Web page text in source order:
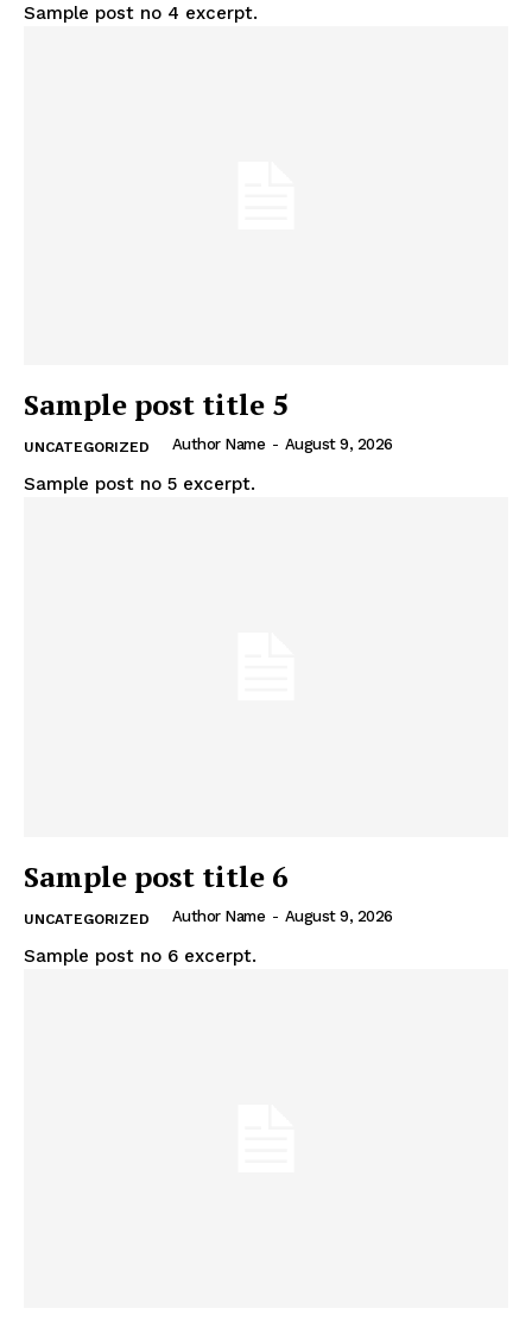
Sample post no 4 excerpt.
Sample post title 5
UNCATEGORIZED Author Name - August 9, 2026
Sample post no 5 excerpt.
Sample post title 6
UNCATEGORIZED Author Name - August 9, 2026
Sample post no 6 excerpt.